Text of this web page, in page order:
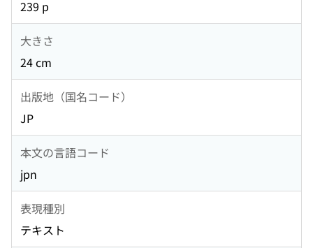
239 p
大きさ
24 cm
出版地（国名コード）
JP
本文の言語コード
jpn
表現種別
テキスト